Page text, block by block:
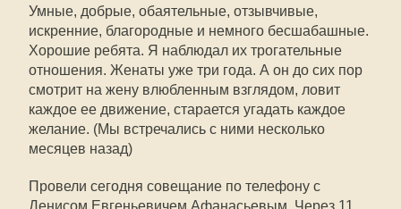
Умные, добрые, обаятельные, отзывчивые,
искренние, благородные и немного бесшабашные.
Хорошие ребята. Я наблюдал их трогательные
отношения. Женаты уже три года. А он до сих пор
смотрит на жену влюбленным взглядом, ловит
каждое ее движение, старается угадать каждое
желание. (Мы встречались с ними несколько
месяцев назад)
Провели сегодня совещание по телефону с
Денисом Евгеньевичем Афанасьевым. Через 11